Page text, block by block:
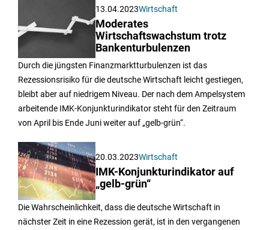
13.04.2023Wirtschaft
Moderates
Wirtschaftswachstum trotz
Bankenturbulenzen
Durch die jüngsten Finanzmarktturbulenzen ist das
Rezessionsrisiko für die deutsche Wirtschaft leicht gestiegen,
bleibt aber auf niedrigem Niveau. Der nach dem Ampelsystem
arbeitende IMK-Konjunkturindikator steht für den Zeitraum
von April bis Ende Juni weiter auf „gelb-grün“.
20.03.2023Wirtschaft
IMK-Konjunkturindikator auf
„gelb-grün“
Die Wahrscheinlichkeit, dass die deutsche Wirtschaft in
nächster Zeit in eine Rezession gerät, ist in den vergangenen